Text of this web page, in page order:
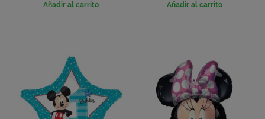
Añadir al carrito Añadir al carrito